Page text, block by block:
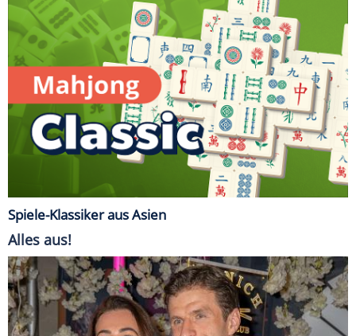
Spiele-Klassiker aus Asien
Alles aus!